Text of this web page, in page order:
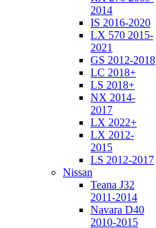
2014
IS 2016-2020
LX 570 2015-
2021
GS 2012-2018
LC 2018+
LS 2018+
NX 2014-
2017
LX 2022+
LX 2012-
2015
LS 2012-2017
Nissan
Teana J32
2011-2014
Navara D40
2010-2015